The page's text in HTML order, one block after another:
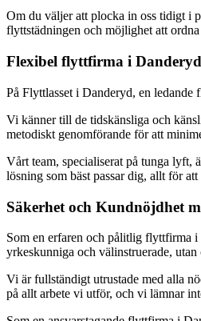
Om du väljer att plocka in oss tidigt i
flyttstädningen och möjlighet att
Flexibel flyttfirma i
På Flyttlasset i Danderyd, en
Vi känner till de tidskänsliga och
metodiskt genomförande för att
Vårt team, specialiserat på tunga lyft,
lösning som bäst passar dig, allt för
Säkerhet och Kundnöjdhet
Som en erfaren och pålitlig flyttfirma i
yrkeskunniga och välinstruerade,
Vi är fullständigt utrustade med alla
på allt arbete vi utför, och vi lämnar